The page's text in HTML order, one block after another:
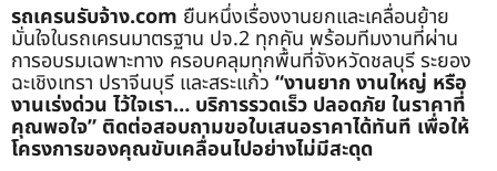
รถเครนรับจ้าง.com ยืนหนึ่งเรื่องงานยกและเคลื่อนย้าย
มั่นใจในรถเครนมาตรฐาน ปจ.2 ทุกคัน พร้อมทีมงานที่ผ่าน
การอบรมเฉพาะทาง ครอบคลุมทุกพื้นที่จังหวัดชลบุรี ระยอง
ฉะเชิงเทรา ปราจีนบุรี และสระแก้ว “งานยาก งานใหญ่ หรือ
งานเร่งด่วน ไว้ใจเรา… บริการรวดเร็ว ปลอดภัย ในราคาที่
คุณพอใจ” ติดต่อสอบถามขอใบเสนอราคาได้ทันที เพื่อให้
โครงการของคุณขับเคลื่อนไปอย่างไม่มีสะดุด